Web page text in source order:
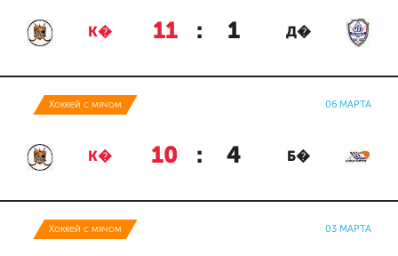
К� 11 : 1 Д�
Хоккей с мячом 06 МАРТА
К� 10 : 4 Б�
Хоккей с мячом 03 МАРТА